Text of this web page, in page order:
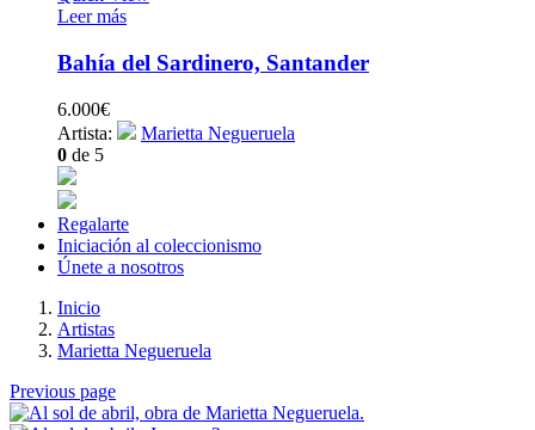
Leer más
Bahía del Sardinero, Santander
6.000€
Artista:
Marietta Negueruela
0 de 5
Regalarte
Iniciación al coleccionismo
Únete a nosotros
Inicio
Artistas
Marietta Negueruela
Previous page